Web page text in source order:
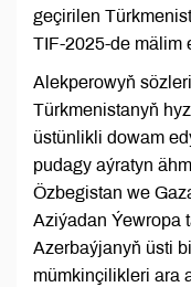
geçirilen
TIF-2025-de mälim
Alekperowyň
Türkmenistanyň
üstünlikli dowam
pudagy aýratyn
Özbegistan we
Aziýadan Ýewropa
Azerbaýjanyň üsti
mümkinçilikleri ara